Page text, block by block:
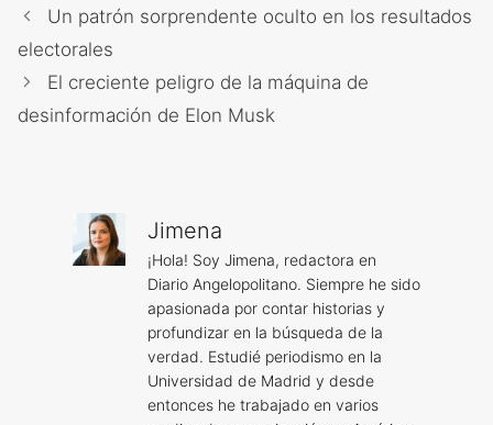
Un patrón sorprendente oculto en los resultados
electorales
El creciente peligro de la máquina de
desinformación de Elon Musk
Jimena
¡Hola! Soy Jimena, redactora en
Diario Angelopolitano. Siempre he sido
apasionada por contar historias y
profundizar en la búsqueda de la
verdad. Estudié periodismo en la
Universidad de Madrid y desde
entonces he trabajado en varios